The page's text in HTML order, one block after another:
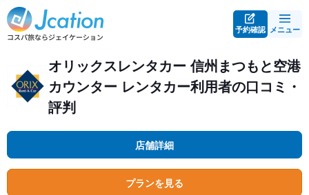
予約確認 メニュー
オリックスレンタカー 信州まつもと空港
カウンター レンタカー利用者の口コミ・
評判
店舗詳細
プランを見る